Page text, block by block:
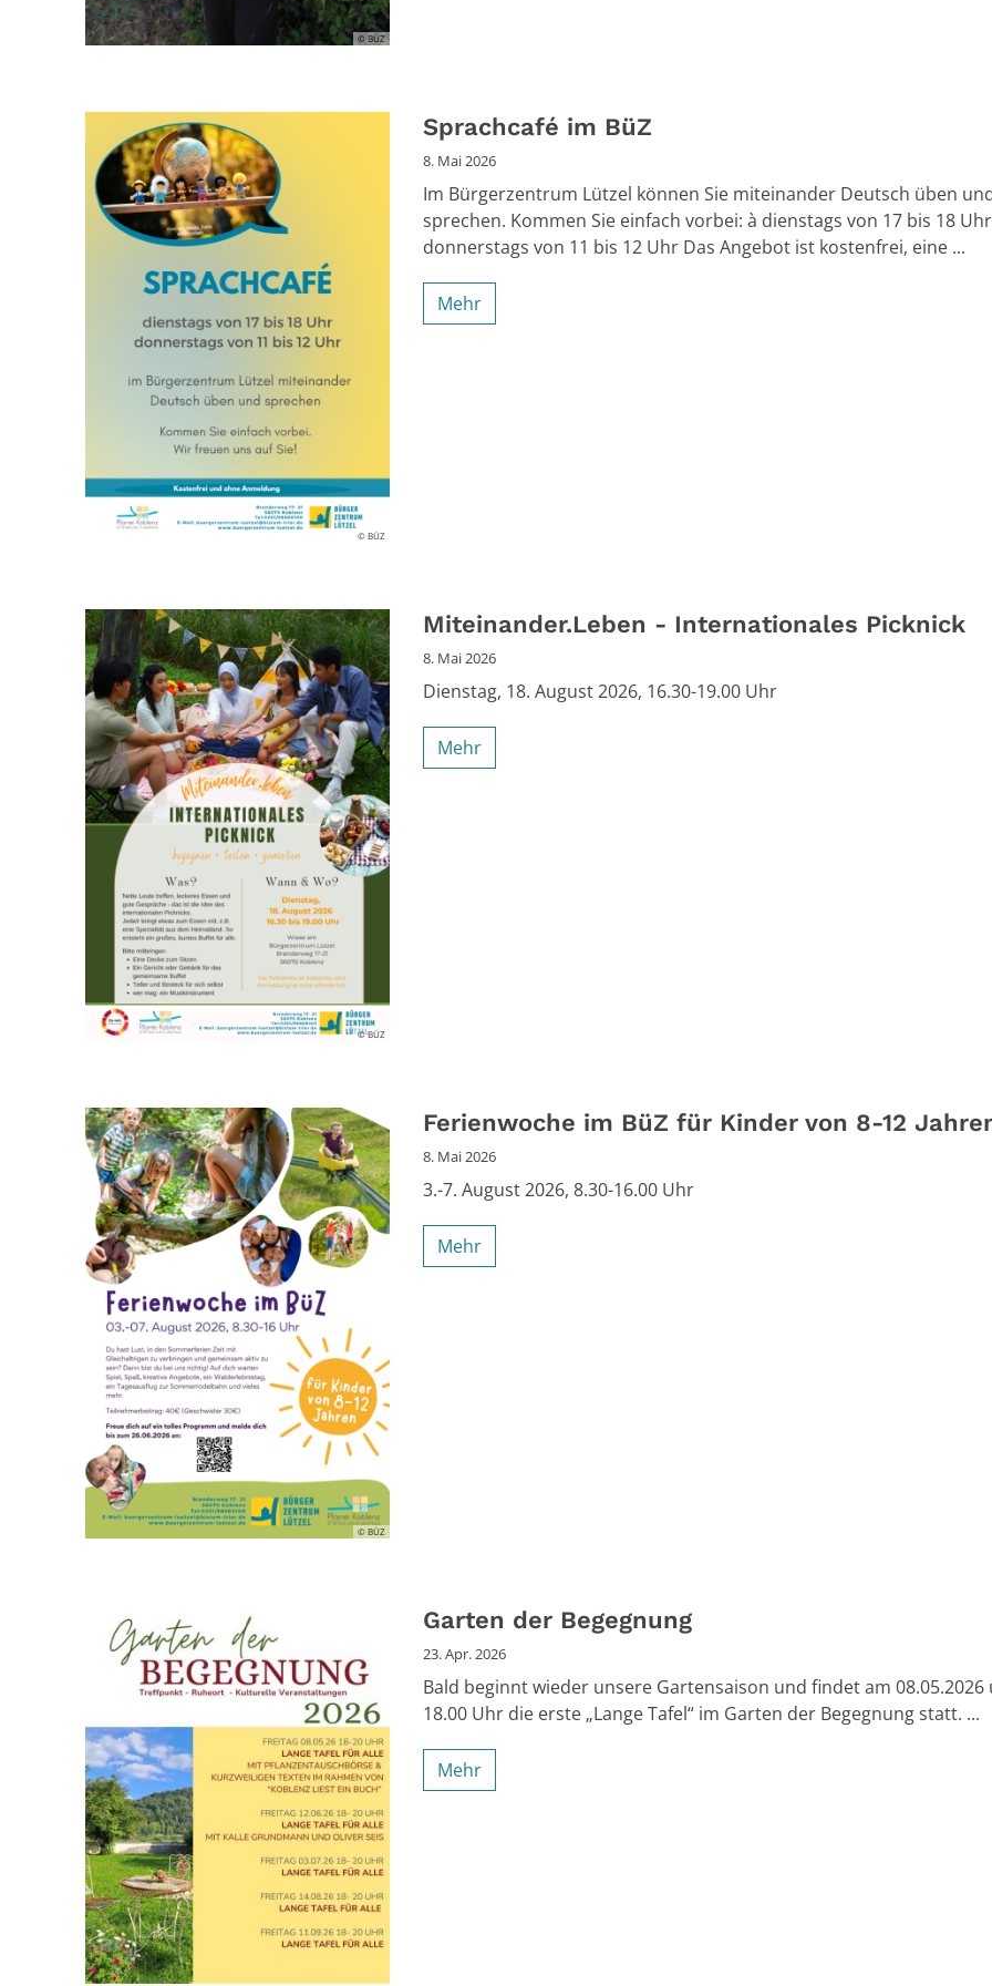
© BÜZ
© BÜZ
Sprachcafé im BüZ
8. Mai 2026
Im Bürgerzentrum Lützel können Sie miteinander Deutsch üben
sprechen. Kommen Sie einfach vorbei: à dienstags von 17 bis 18
donnerstags von 11 bis 12 Uhr Das Angebot ist kostenfrei, eine ...
Mehr
© BÜZ
Miteinander.Leben - Internationales Picknick
8. Mai 2026
Dienstag, 18. August 2026, 16.30-19.00 Uhr
Mehr
© BÜZ
Ferienwoche im BüZ für Kinder von 8-12
8. Mai 2026
3.-7. August 2026, 8.30-16.00 Uhr
Mehr
Garten der Begegnung
23. Apr. 2026
Bald beginnt wieder unsere Gartensaison und findet am 08.05.2026
18.00 Uhr die erste „Lange Tafel“ im Garten der Begegnung statt. ...
Mehr